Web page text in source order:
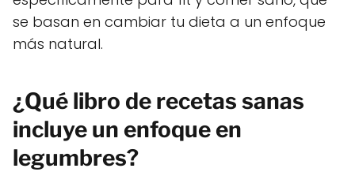
se basan en cambiar tu dieta a un enfoque
más natural.
¿Qué libro de recetas sanas
incluye un enfoque en
legumbres?